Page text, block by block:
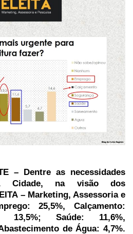
– Dentre as necessidades
Cidade, na visão dos
– Marketing, Assessoria e
25,5%, Calçamento:
13,5%; Saúde: 11,6%,
de Água: 4,7%.